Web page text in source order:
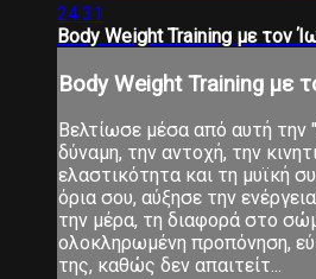
24:31
Body Weight Training με τον
Body Weight Training με
Βελτίωσε μέσα από αυτή την
δύναμη, την αντοχή, την
ελαστικότητα και τη μυϊκή
όρια σου, αύξησε την
την μέρα, τη διαφορά στο
ολοκληρωμένη προπόνηση,
της, καθώς δεν απαιτείτ...